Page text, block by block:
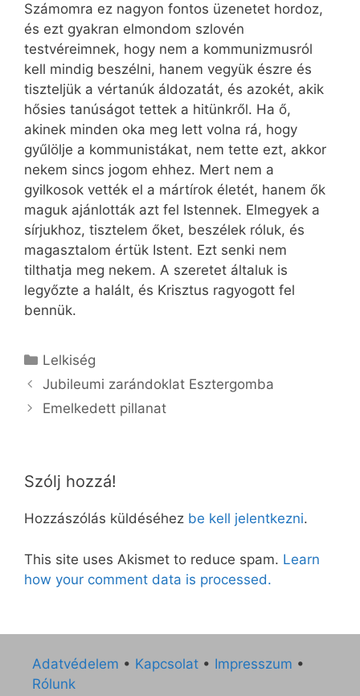
Számomra ez nagyon fontos üzenetet hordoz,
és ezt gyakran elmondom szlovén
testvéreimnek, hogy nem a kommunizmusról
kell mindig beszélni, hanem vegyük észre és
tiszteljük a vértanúk áldozatát, és azokét, akik
hősies tanúságot tettek a hitünkről. Ha ő,
akinek minden oka meg lett volna rá, hogy
gyűlölje a kommunistákat, nem tette ezt, akkor
nekem sincs jogom ehhez. Mert nem a
gyilkosok vették el a mártírok életét, hanem ők
maguk ajánlották azt fel Istennek. Elmegyek a
sírjukhoz, tisztelem őket, beszélek róluk, és
magasztalom értük Istent. Ezt senki nem
tilthatja meg nekem. A szeretet általuk is
legyőzte a halált, és Krisztus ragyogott fel
bennük.
Kategória
Lelkiség
Jubileumi zarándoklat Esztergomba
Emelkedett pillanat
Szólj hozzá!
Hozzászólás küldéséhez be kell jelentkezni.
This site uses Akismet to reduce spam. Learn
how your comment data is processed.
Adatvédelem • Kapcsolat • Impresszum •
Rólunk